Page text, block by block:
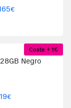
€
Coste + 1€
Negro
€